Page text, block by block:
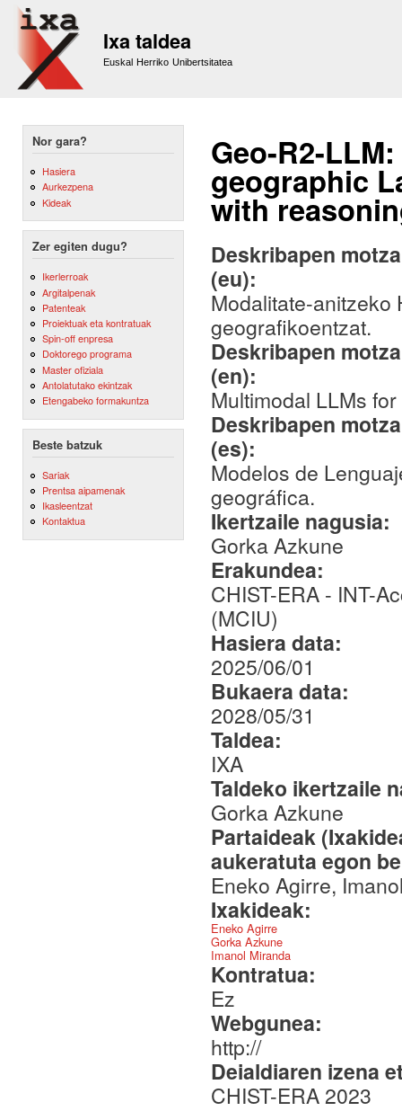
Ixa taldea
Euskal Herriko Unibertsitatea
Nor gara?
Hasiera
Aurkezpena
Kideak
Zer egiten dugu?
Ikerlerroak
Argitalpenak
Patenteak
Proiektuak eta kontratuak
Spin-off enpresa
Doktorego programa
Master ofiziala
Antolatutako ekintzak
Etengabeko formakuntza
Beste batzuk
Sariak
Prentsa aipamenak
Ikasleentzat
Kontaktua
Geo-R2-
geographic
with
Deskribapen
(eu):
Modalitate-anitzeko
geografikoentzat.
Deskribapen
(en):
Multimodal LLMs
Deskribapen
(es):
Modelos de
geográfica.
Ikertzaile nagusia:
Gorka Azkune
Erakundea:
CHIST-ERA - INT-
(MCIU)
Hasiera data:
2025/06/01
Bukaera data:
2028/05/31
Taldea:
IXA
Taldeko ikertzaile
Gorka Azkune
Partaideak
aukeratuta egon
Eneko Agirre,
Ixakideak:
Eneko Agirre
Gorka Azkune
Imanol Miranda
Kontratua:
Ez
Webgunea:
http://
Deialdiaren izena
CHIST-ERA 2023